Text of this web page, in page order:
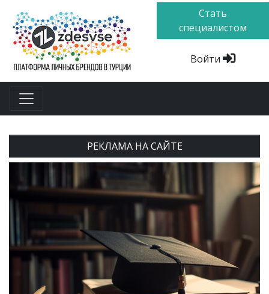
Стать
специалистом
Войти
РЕКЛАМА НА САЙТЕ